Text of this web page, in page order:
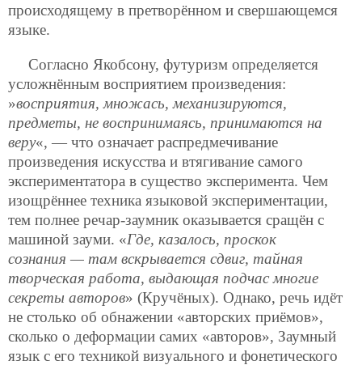
происходящему в претворённом и свершающемся
языке.
Согласно Якобсону, футуризм определяется
усложнённым восприятием произведения:
»восприятия, множась, механизируются,
предметы, не воспринимаясь, принимаются на
веру«, — что означает распредмечивание
произведения искусства и втягивание самого
экспериментатора в существо эксперимента. Чем
изощрённее техника языковой экспериментации,
тем полнее речар-заумник оказывается сращён с
машиной зауми. «Где, казалось, проскок
сознания — там вскрывается сдвиг, тайная
творческая работа, выдающая подчас многие
секреты авторов» (Кручёных). Однако, речь идёт
не столько об обнажении «авторских приёмов»,
сколько о деформации самих «авторов», Заумный
язык с его техникой визуального и фонетического